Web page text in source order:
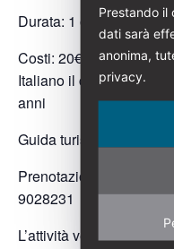
Durata: 1 ora
Costi: 20€ (Per i soci di
Italiano il costo è di
anni
Guida turistica abilitata:
Prenotazioni:
9028231
L’attività verrà svolta al
Prestando il
dati sarà
anonima,
privacy.